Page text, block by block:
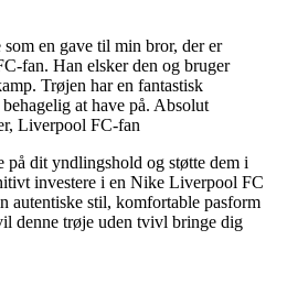
som en gave til min bror, der er
fan. Han elsker den og bruger
Trøjen har en fantastisk
at have på. Absolut
Liverpool FC-fan
dit yndlingshold og støtte dem i
investere i en Nike Liverpool FC
autentiske stil, komfortable pasform
denne trøje uden tvivl bringe dig